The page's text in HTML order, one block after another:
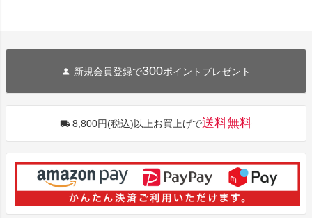
新規会員登録で300ポイントプレゼント
8,800円(税込)以上お買上げで送料無料